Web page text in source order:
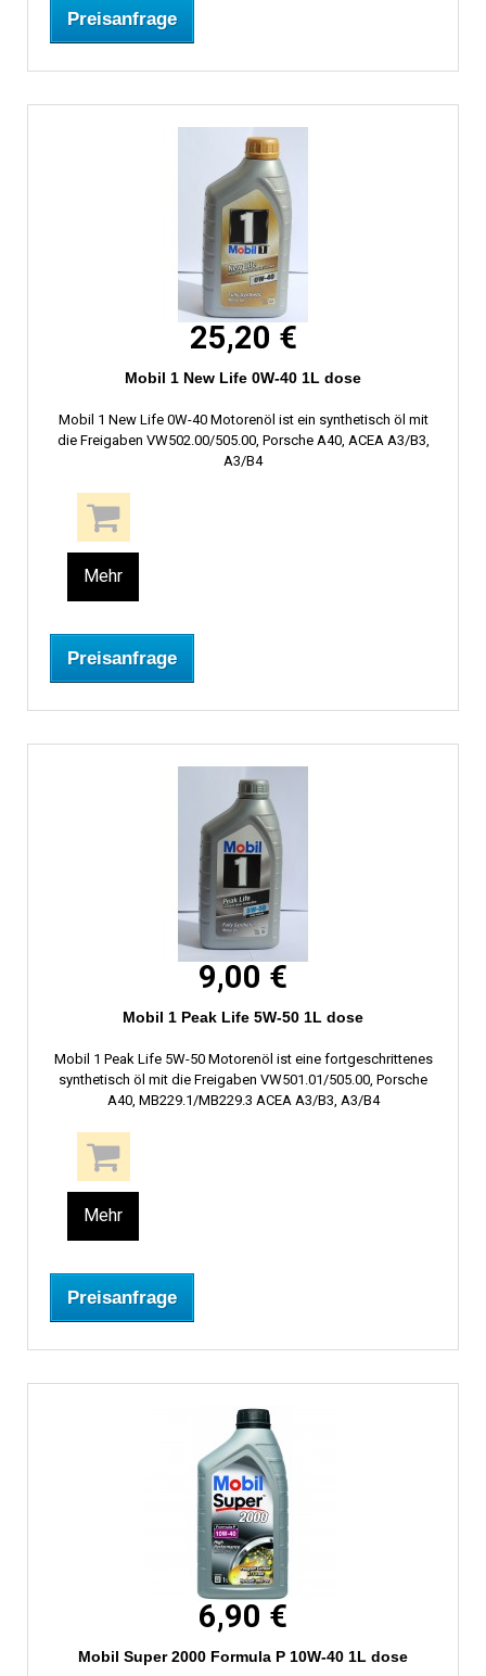
Preisanfrage
25,20 €
Mobil 1 New Life 0W-40 1L dose
Mobil 1 New Life 0W-40 Motorenöl ist ein synthetisch öl mit
die Freigaben VW502.00/505.00, Porsche A40, ACEA A3/B3,
A3/B4
Mehr
Preisanfrage
9,00 €
Mobil 1 Peak Life 5W-50 1L dose
Mobil 1 Peak Life 5W-50 Motorenöl ist eine fortgeschrittenes
synthetisch öl mit die Freigaben VW501.01/505.00, Porsche
A40, MB229.1/MB229.3 ACEA A3/B3, A3/B4
Mehr
Preisanfrage
6,90 €
Mobil Super 2000 Formula P 10W-40 1L dose